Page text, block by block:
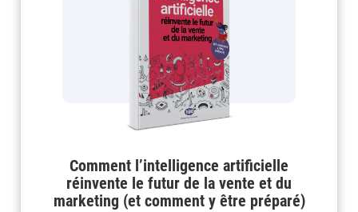
Comment l’intelligence artificielle
réinvente le futur de la vente et du
marketing (et comment y être préparé)